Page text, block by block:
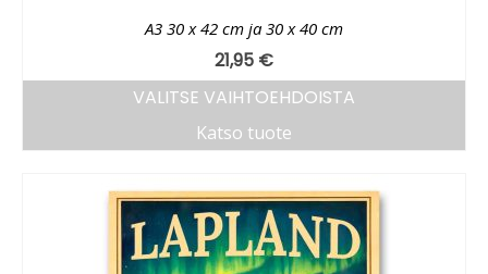
A3 30 x 42 cm ja 30 x 40 cm
21,95 €
VALITSE VAIHTOEHDOISTA
Katso tuote